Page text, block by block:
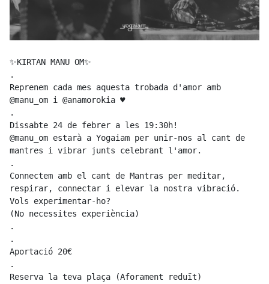
✨KIRTAN MANU OM✨
.
Reprenem cada mes aquesta trobada d'amor amb
@manu_om i @anamorokia ♥️
.
Dissabte 24 de febrer a les 19:30h!
@manu_om estarà a Yogaiam per unir-nos al cant de
mantres i vibrar junts celebrant l'amor.
.
Connectem amb el cant de Mantras per meditar,
respirar, connectar i elevar la nostra vibració.
Vols experimentar-ho?
(No necessites experiència)
.
.
Aportació 20€
.
Reserva la teva plaça (Aforament reduït)